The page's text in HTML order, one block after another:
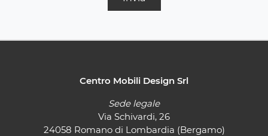
Centro Mobili Design Srl
Sede legale
Via Schivardi, 26
24058 Romano di Lombardia (Bergamo)